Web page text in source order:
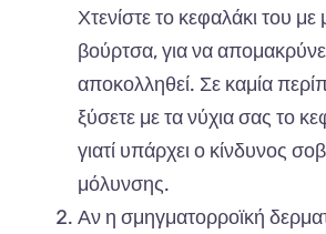
Χτενίστετο κεφαλάκιτου με
βούρτσα,για να απομα
αποκολληθεί. Σε καμία περί
ξύσετε μετανύχια σας το
γιατί υπάρχειο κίνδυνος σο
μόλυνσης.
Αν η σμηγματορροϊκή δερμα